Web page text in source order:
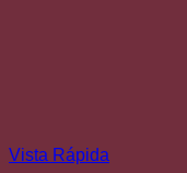
Vista Rápida